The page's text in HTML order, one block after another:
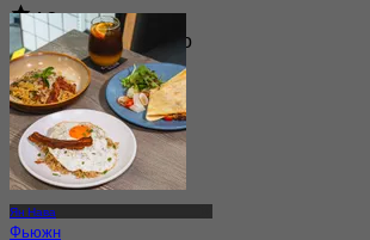
Ян Нава
Фьюжн
Повседневная кухня
Chatrium Sathorn